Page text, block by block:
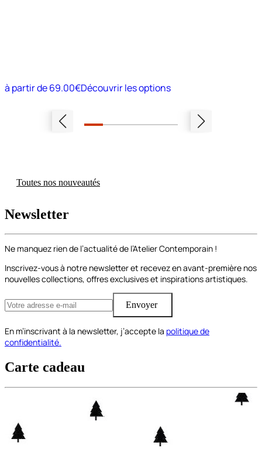
à partir de69.00€Découvrir les options
Toutes nos nouveautés
Newsletter
Ne manquez rien de l’actualité de l’Atelier Contemporain !
Inscrivez-vous à notre newsletter et recevez en avant-première nos
nouvelles collections, offres exclusives et inspirations artistiques.
Envoyer
En m’inscrivant à la newsletter, j’accepte la politique de
confidentialité.
Carte cadeau